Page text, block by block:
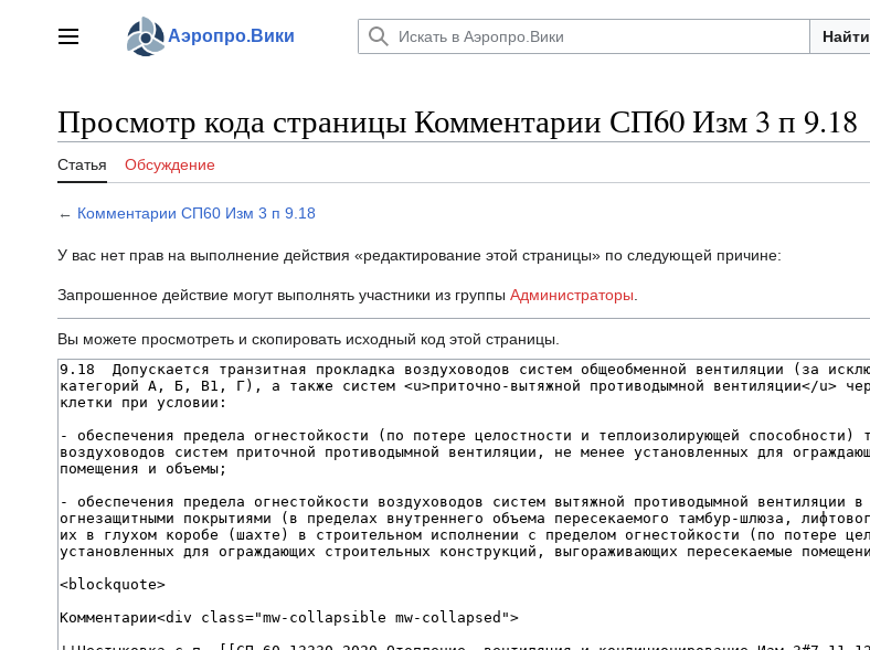
содержаниюГлавное менюАэропро.Вики Найти
Просмотр кода страницы Комментарии СП60 Изм 3 п 9.18
Статья Обсуждение
← Комментарии СП60 Изм 3 п 9.18
У вас нет прав на выполнение действия «редактирование этой страницы» по следующей причине:
Запрошенное действие могут выполнять участники из группы Администраторы
Вы можете просмотреть и скопировать исходный код этой страницы.